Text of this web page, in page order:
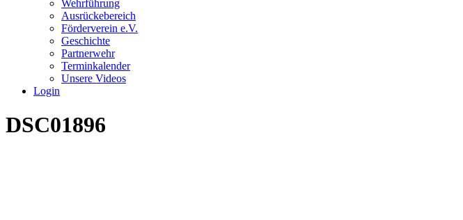
Wehrführung
Ausrückebereich
Förderverein e.V.
Geschichte
Partnerwehr
Terminkalender
Unsere Videos
Login
DSC01896